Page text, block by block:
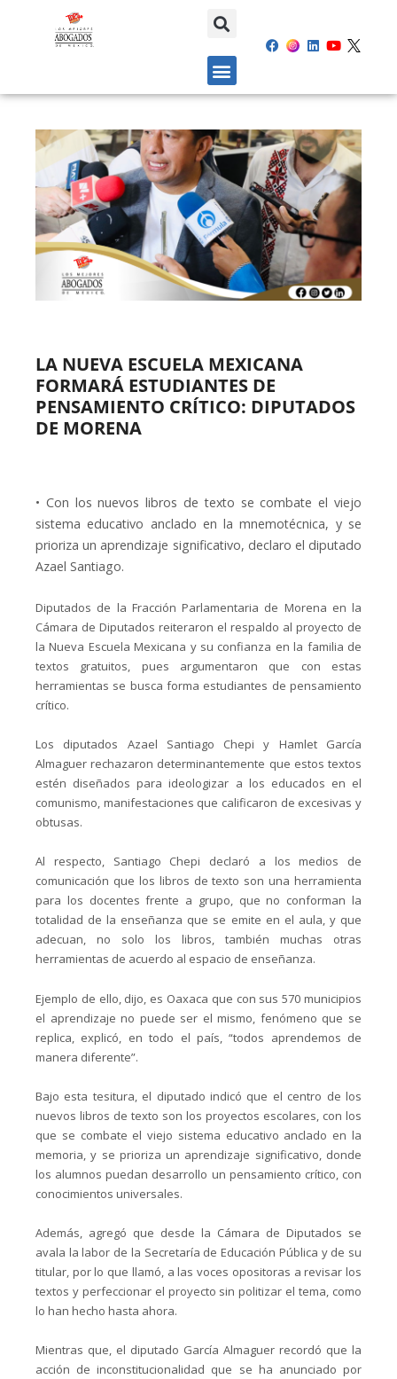
LA NUEVA ESCUELA MEXICANA
FORMARÁ ESTUDIANTES DE
PENSAMIENTO CRÍTICO: DIPUTADOS
DE MORENA
• Con los nuevos libros de texto se combate el viejo
sistema educativo anclado en la mnemotécnica, y se
prioriza un aprendizaje significativo, declaro el diputado
Azael Santiago.
Diputados de la Fracción Parlamentaria de Morena en la
Cámara de Diputados reiteraron el respaldo al proyecto de
la Nueva Escuela Mexicana y su confianza en la familia de
textos gratuitos, pues argumentaron que con estas
herramientas se busca forma estudiantes de pensamiento
crítico.
Los diputados Azael Santiago Chepi y Hamlet García
Almaguer rechazaron determinantemente que estos textos
estén diseñados para ideologizar a los educados en el
comunismo, manifestaciones que calificaron de excesivas y
obtusas.
Al respecto, Santiago Chepi declaró a los medios de
comunicación que los libros de texto son una herramienta
para los docentes frente a grupo, que no conforman la
totalidad de la enseñanza que se emite en el aula, y que
adecuan, no solo los libros, también muchas otras
herramientas de acuerdo al espacio de enseñanza.
Ejemplo de ello, dijo, es Oaxaca que con sus 570 municipios
el aprendizaje no puede ser el mismo, fenómeno que se
replica, explicó, en todo el país, “todos aprendemos de
manera diferente”.
Bajo esta tesitura, el diputado indicó que el centro de los
nuevos libros de texto son los proyectos escolares, con los
que se combate el viejo sistema educativo anclado en la
memoria, y se prioriza un aprendizaje significativo, donde
los alumnos puedan desarrollo un pensamiento crítico, con
conocimientos universales.
Además, agregó que desde la Cámara de Diputados se
avala la labor de la Secretaría de Educación Pública y de su
titular, por lo que llamó, a las voces opositoras a revisar los
textos y perfeccionar el proyecto sin politizar el tema, como
lo han hecho hasta ahora.
Mientras que, el diputado García Almaguer recordó que la
acción de inconstitucionalidad que se ha anunciado por